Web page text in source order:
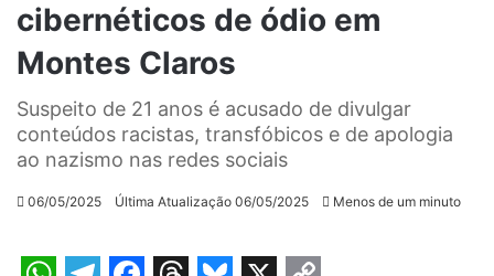
cibernéticos de ódio em
Montes Claros
Suspeito de 21 anos é acusado de divulgar
conteúdos racistas, transfóbicos e de apologia
ao nazismo nas redes sociais
06/05/2025 Última Atualização 06/05/2025 Menos de um minuto